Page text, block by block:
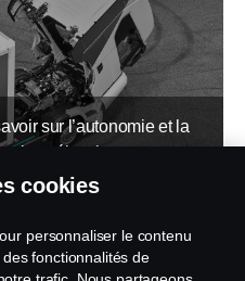
sur l’autonomie et la
électriques
cookies
personnaliser le contenu
fonctionnalités de